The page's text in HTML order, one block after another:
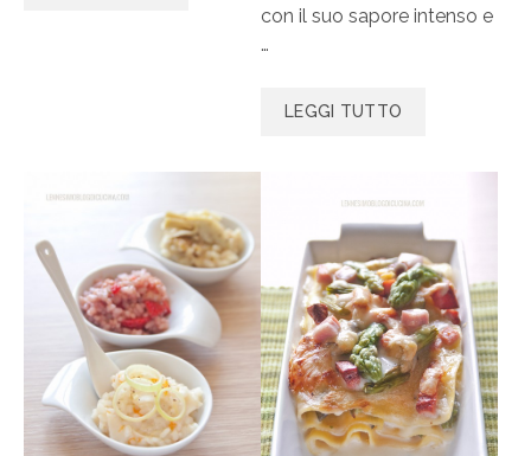
con il suo sapore intenso e
…
LEGGI TUTTO